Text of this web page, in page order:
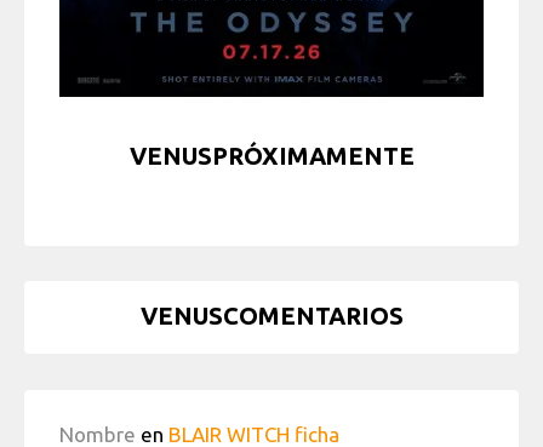
VENUSPRÓXIMAMENTE
VENUSCOMENTARIOS
Nombre en BLAIR WITCH ficha